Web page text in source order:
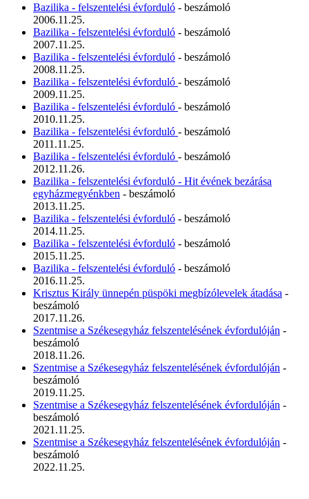
Bazilika - felszentelési évforduló - beszámoló
2006.11.25.
Bazilika - felszentelési évforduló - beszámoló
2007.11.25.
Bazilika - felszentelési évforduló - beszámoló
2008.11.25.
Bazilika - felszentelési évforduló - beszámoló
2009.11.25.
Bazilika - felszentelési évforduló - beszámoló
2010.11.25.
Bazilika - felszentelési évforduló - beszámoló
2011.11.25.
Bazilika - felszentelési évforduló - beszámoló
2012.11.26.
Bazilika - felszentelési évforduló - Hit évének bezárása
egyházmegyénkben - beszámoló
2013.11.25.
Bazilika - felszentelési évforduló - beszámoló
2014.11.25.
Bazilika - felszentelési évforduló - beszámoló
2015.11.25.
Bazilika - felszentelési évforduló - beszámoló
2016.11.25.
Krisztus Király ünnepén püspöki megbízólevelek átadása -
beszámoló
2017.11.26.
Szentmise a Székesegyház felszentelésének évfordulóján -
beszámoló
2018.11.26.
Szentmise a Székesegyház felszentelésének évfordulóján -
beszámoló
2019.11.25.
Szentmise a Székesegyház felszentelésének évfordulóján -
beszámoló
2021.11.25.
Szentmise a Székesegyház felszentelésének évfordulóján -
beszámoló
2022.11.25.